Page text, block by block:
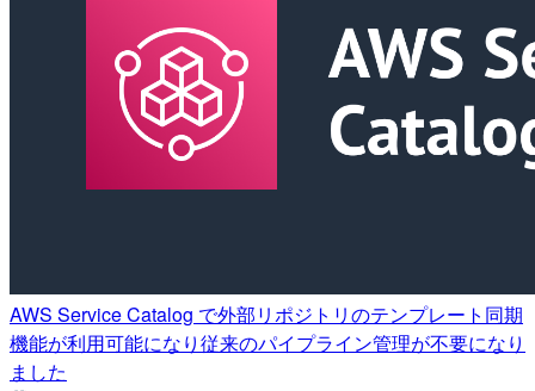
AWS Service Catalog で外部リポジトリのテンプレート同期
機能が利用可能になり従来のパイプライン管理が不要になり
ました